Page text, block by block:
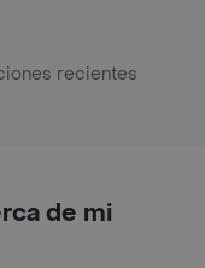
recientes
de mi